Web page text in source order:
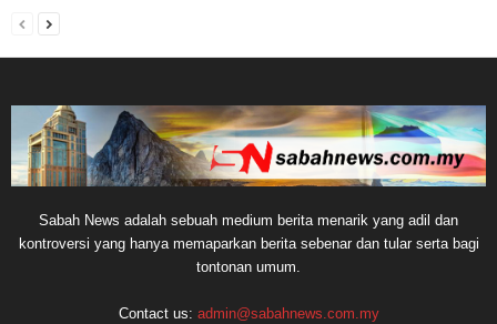
Sabah News adalah sebuah medium berita menarik yang adil dan
kontroversi yang hanya memaparkan berita sebenar dan tular serta bagi
tontonan umum.
Contact us: admin@sabahnews.com.my